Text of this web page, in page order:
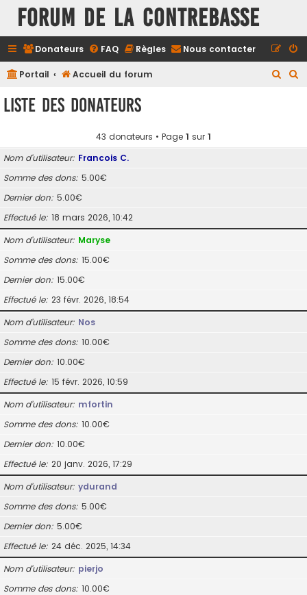
FORUM DE LA CONTREBASSE
Donateurs FAQ Règles Nous contacter
Portail Accueil du forum
Liste des donateurs
43 donateurs • Page 1 sur 1
Nom d’utilisateur Francois C.
Somme des dons 5.00€
Dernier don 5.00€
Effectué le 18 mars 2026, 10:42
Nom d’utilisateur Maryse
Somme des dons 15.00€
Dernier don 15.00€
Effectué le 23 févr. 2026, 18:54
Nom d’utilisateur Nos
Somme des dons 10.00€
Dernier don 10.00€
Effectué le 15 févr. 2026, 10:59
Nom d’utilisateur mfortin
Somme des dons 10.00€
Dernier don 10.00€
Effectué le 20 janv. 2026, 17:29
Nom d’utilisateur ydurand
Somme des dons 5.00€
Dernier don 5.00€
Effectué le 24 déc. 2025, 14:34
Nom d’utilisateur pierjo
Somme des dons 10.00€